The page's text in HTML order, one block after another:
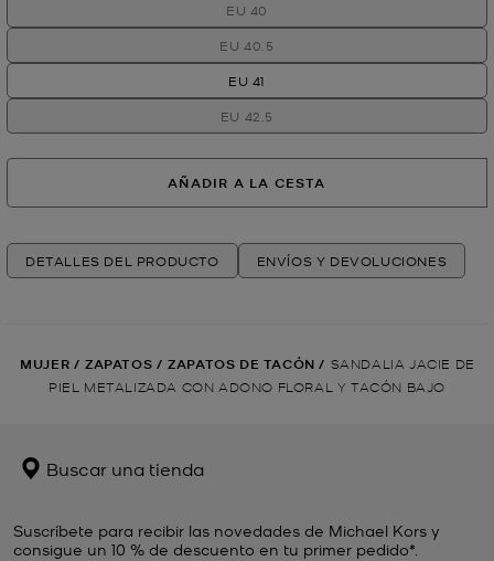
EU 40
EU 40.5
EU 41
EU 42.5
AÑADIR A LA CESTA
DETALLES DEL PRODUCTO ENVÍOS Y DEVOLUCIONES
MUJER / ZAPATOS / ZAPATOS DE TACÓN / SANDALIA JACIE DE
PIEL METALIZADA CON ADONO FLORAL Y TACÓN BAJO
Buscar una tienda
Suscríbete para recibir las novedades de Michael Kors y
consigue un 10 % de descuento en tu primer pedido*.